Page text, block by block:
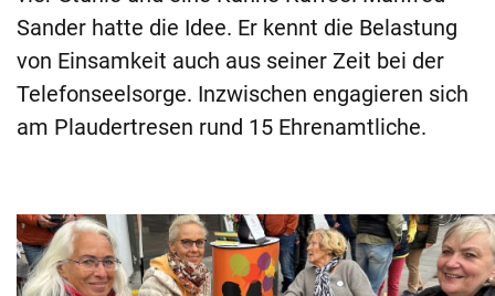
Sander hatte die Idee. Er kennt die Belastung
von Einsamkeit auch aus seiner Zeit bei der
Telefonseelsorge. Inzwischen engagieren sich
am Plaudertresen rund 15 Ehrenamtliche.